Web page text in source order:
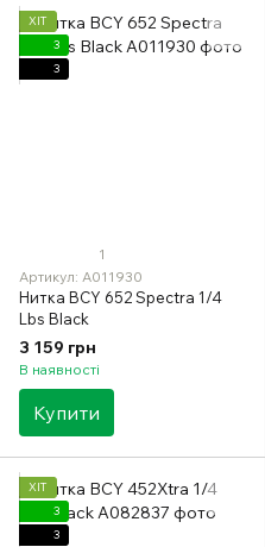
ХІТ
3
3
1
Артикул: A011930
Нитка BCY 652 Spectra 1/4
Lbs Black
3 159 грн
В наявності
Купити
ХІТ
3
3